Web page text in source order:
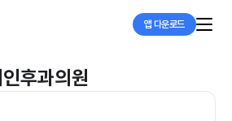
앱 다운로드
후과의원